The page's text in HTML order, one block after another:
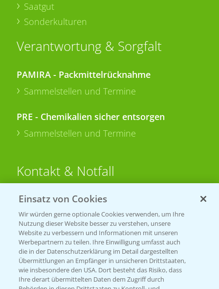
Saatgut
Sonderkulturen
Verantwortung & Sorgfalt
PAMIRA - Packmittelrücknahme
Sammelstellen und Termine
PRE - Chemikalien sicher entsorgen
Sammelstellen und Termine
Kontakt & Notfall
Beratung auf WhatsApp
T.+49 (0)174 346 564 1
KONTAKT
Hilfe in Notfällen
T.+49 (0)214/30-20220
Einsatz von Cookies
Wir würden gerne optionale Cookies verwenden, um Ihre
Nutzung dieser Website besser zu verstehen, unsere
Website zu verbessern und Informationen mit unseren
Werbepartnern zu teilen. Ihre Einwilligung umfasst auch
die in der Datenschutzerklärung im Detail dargestellten
Übermittlungen an Empfänger in unsicheren Drittstaaten,
wie insbesondere den USA. Dort besteht das Risiko, dass
Ihre derart übermittelten Daten dem Zugriff durch